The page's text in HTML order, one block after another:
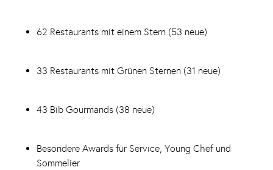
62 Restaurants mit einem Stern (53 neue)
33 Restaurants mit Grünen Sternen (31 neue)
43 Bib Gourmands (38 neue)
Besondere Awards für Service, Young Chef und
Sommelier